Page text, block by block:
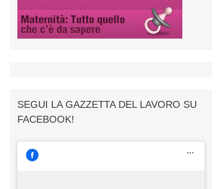
SEGUI LA GAZZETTA DEL LAVORO SU
FACEBOOK!